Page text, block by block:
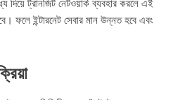
দিয়ে ট্রানজিট নেটওয়ার্ক ব্যবহার করলে এই
ফলে ইন্টারনেট সেবার মান উন্নত হবে এবং